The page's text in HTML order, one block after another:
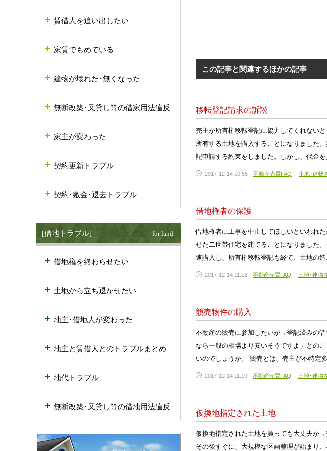
この記事と関連するほかの記事
移転登記請求の訴訟
売主が所有権移転登記に協力してくれない
所有する土地を購入することになりました
記申請する約束をしました。しかし、代金
2017-12-14 10:55 不動産売買FAQ 土地･建物
借地権者の保護
借地権者に工事を中止してほしいといわれ
せた二世帯住宅を建てることになりました
速購入し、所有権移転登記も経て、土地の
2017-12-14 11:12 不動産売買FAQ 土地･建物
競売物件の購入
不動産の競売に参加したいが→登記済みの
なら一般の相場より安いそうですよ」との
いのでしょうか。 競売とは、売主が不特定
2017-12-14 11:19 不動産売買FAQ 土地･建物
仮換地指定された土地
仮換地指定された土地を買っても大丈夫か→
その後すぐに、大規模な区画整理が始まり
賃借人を追い出したい
家賃でもめている
建物が壊れた･無くなった
無断改築･又貸し等の借家用法違反
家主が変わった
契約更新トラブル
契約･敷金･退去トラブル
[借地トラブル] for land
借地権を終わらせたい
土地から立ち退かせたい
地主･借地人が変わった
地主と賃借人とのトラブルまとめ
地代トラブル
無断改築･又貸し等の借地用法違反